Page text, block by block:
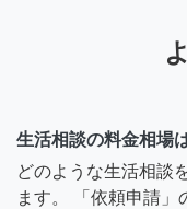
生活相談の料金相場
どのような生活相談
ます。 「依頼申請